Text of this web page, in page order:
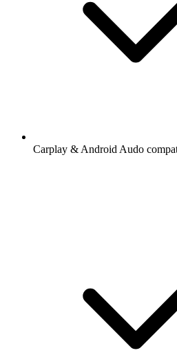
Carplay & Android Audo